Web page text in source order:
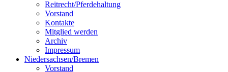
Reitrecht/Pferdehaltung
Vorstand
Kontakte
Mitglied werden
Archiv
Impressum
Niedersachsen/Bremen
Vorstand